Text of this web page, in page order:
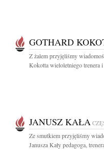
GOTHARD
Z żalem przyjęliśmy
Kokotta wieloletniego trenera
JANUSZ KAŁA
Ze smutkiem przyjęliśmy
Janusza Kały pedagoga,